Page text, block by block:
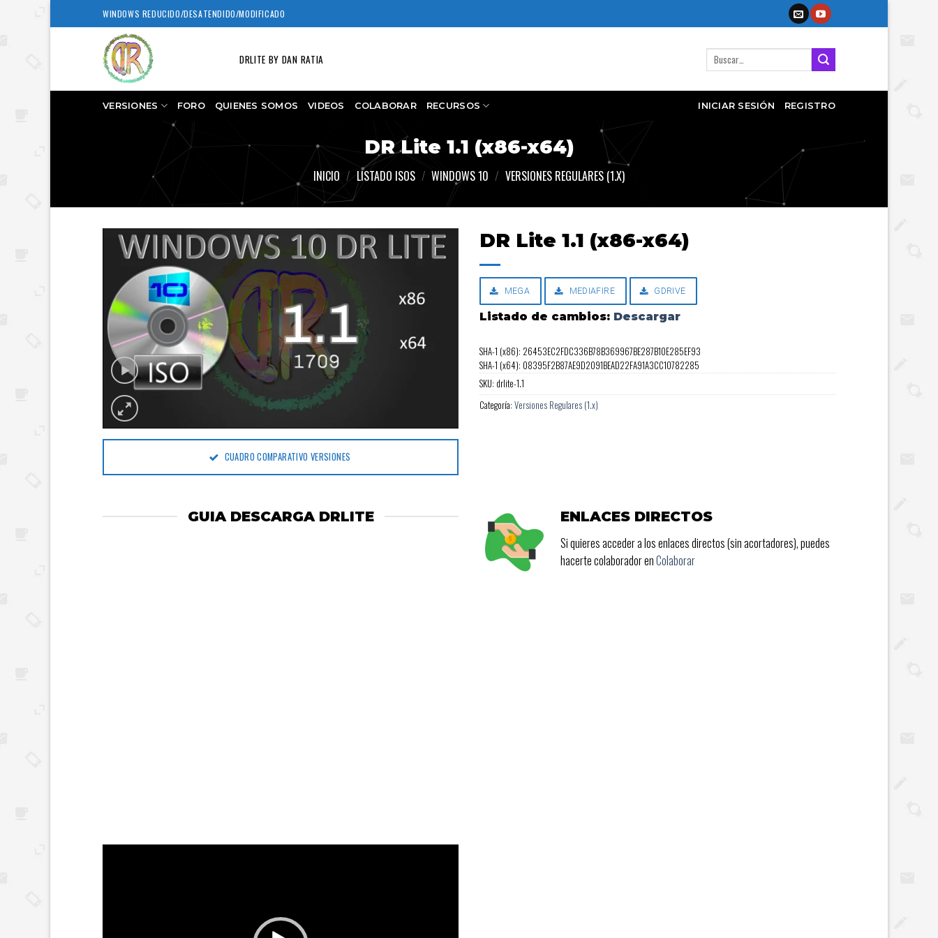
to
WINDOWS REDUCIDO/DESATENDIDO/MODIFICADO
DRLITE BY DAN RATIA
Buscar
por:
VERSIONES FORO QUIENES SOMOS VIDEOS COLABORAR RECURSOS INICIAR SESIÓN REGISTRO
DR Lite 1.1 (x86-x64)
INICIO / LISTADO ISOS / WINDOWS 10 / VERSIONES REGULARES (1.X)
CUADRO COMPARATIVO VERSIONES
DR Lite 1.1 (x86-x64)
MEGA MEDIAFIRE GDRIVE
Listado de cambios: Descargar
SHA-1 (x86): 26453EC2FDC336B78B369967BE287B10E285EF93
SHA-1 (x64): 08395F2B87AE9D2091BEAD22FA91A3CC10782285
SKU: drlite-1.1
Categoría: Versiones Regulares (1.x)
GUIA DESCARGA DRLITE
ENLACES DIRECTOS
Si quieres acceder a los enlaces directos (sin acortadores), puedes
hacerte colaborador enColaborar